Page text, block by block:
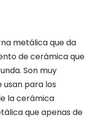
metálica que da
de cerámica que
Son muy
usan para los
la cerámica
que apenas de